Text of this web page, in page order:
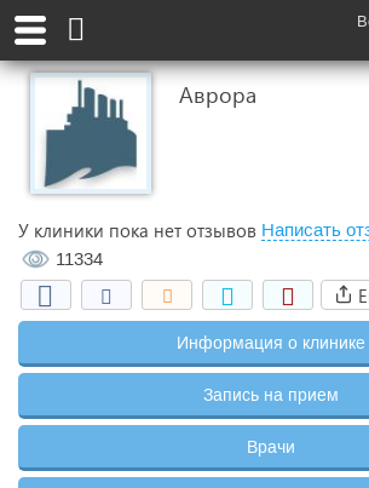
Аврора
У клиники пока нет отзывов Написать
11334
Информация о клинике
Запись на прием
Врачи